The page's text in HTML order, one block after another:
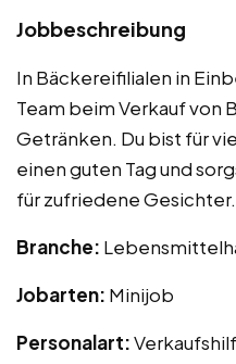
Jobbeschreibung
In Bäckereifilialen in
Team beim Verkauf von
Getränken. Du bist für
einen guten Tag und
für zufriedene Gesichter.
Branche:
Jobarten: Minijob
Personalart: